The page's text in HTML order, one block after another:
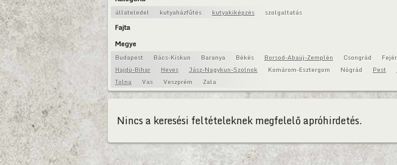
állateledel kutyaházfűtés kutyakiképzés szolgaltatás
Fajta
Megye
Budapest Bács-Kiskun Baranya Békés Borsod-Abaúj-Zemplén Csongrád Fejér
Hajdú-Bihar
Heves Jász-Nagykun-Szolnok Komárom-Esztergom Nógrád Pest
Tolna
Vas Veszprém Zala
Nincs a keresési feltételeknek megfelelő apróhirdetés.